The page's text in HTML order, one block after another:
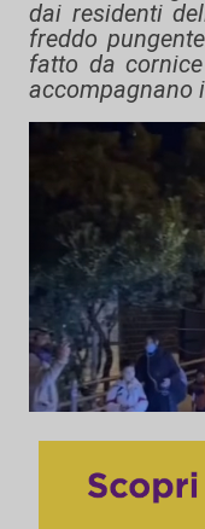
dai residenti
freddo
fatto da
accompagnano